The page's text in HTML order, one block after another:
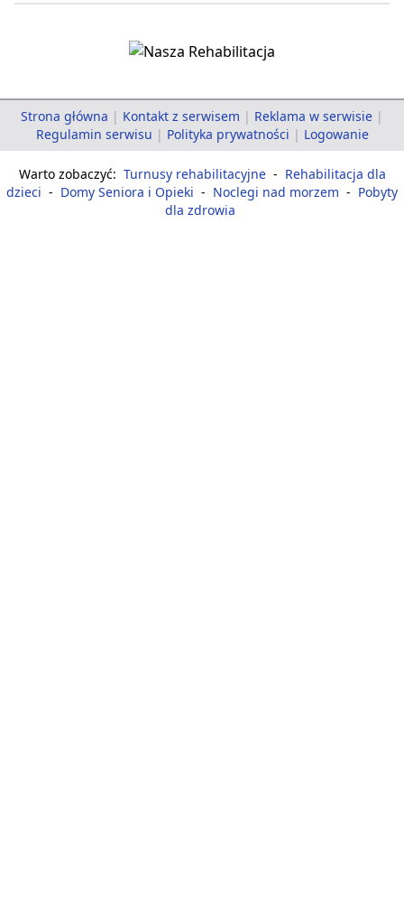
Strona główna | Kontakt z serwisem | Reklama w serwisie |
Regulamin serwisu | Polityka prywatności | Logowanie
Warto zobaczyć: Turnusy rehabilitacyjne - Rehabilitacja dla
dzieci - Domy Seniora i Opieki - Noclegi nad morzem - Pobyty
dla zdrowia